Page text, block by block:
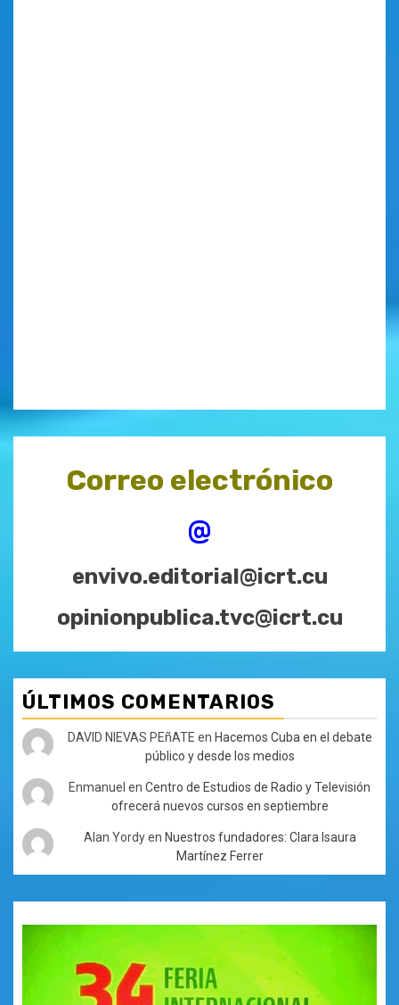
Correo electrónico
@
envivo.editorial@icrt.cu
opinionpublica.tvc@icrt.cu
ÚLTIMOS COMENTARIOS
DAVID NIEVAS PEñATE en Hacemos Cuba en el debate
público y desde los medios
Enmanuel enCentro de Estudios de Radio y Televisión
ofrecerá nuevos cursos en septiembre
Alan Yordyen Nuestros fundadores: Clara Isaura
Martínez Ferrer